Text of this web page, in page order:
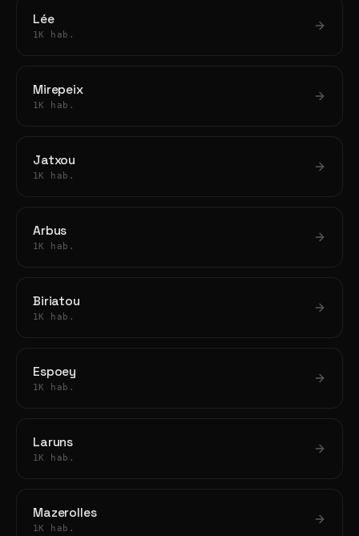
Lée
1K hab.
Mirepeix
1K hab.
Jatxou
1K hab.
Arbus
1K hab.
Biriatou
1K hab.
Espoey
1K hab.
Laruns
1K hab.
Mazerolles
1K hab.